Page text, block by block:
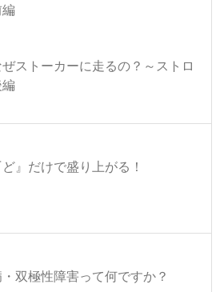
ぜストーカーに走るの？～ストロ
』だけで盛り上がる！
双極性障害って何ですか？